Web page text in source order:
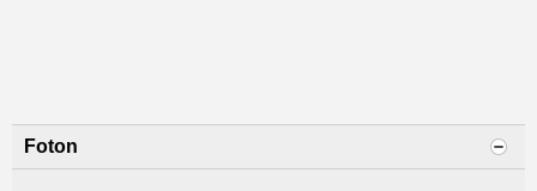
Foton